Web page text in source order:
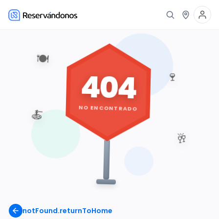
notFound.returnToHome
🍽️
🍷
🥂
🍝
404
NO ENCONTRADO